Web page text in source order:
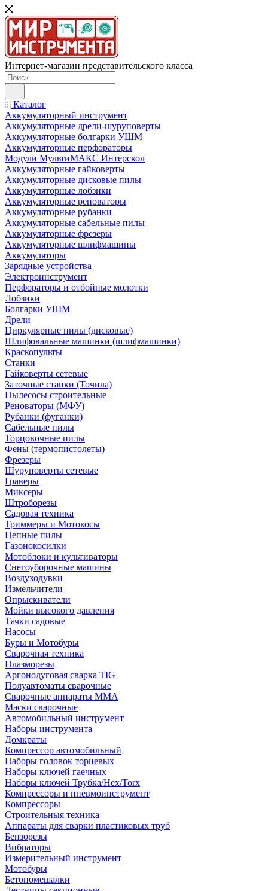
Интернет-магазин представительского класса
Каталог
Аккумуляторный инструмент
Аккумуляторные дрели-шуруповерты
Аккумуляторные болгарки УШМ
Аккумуляторные перфораторы
Модули МультиМАКС Интерскол
Аккумуляторные гайковерты
Аккумуляторные дисковые пилы
Аккумуляторные лобзики
Аккумуляторные реноваторы
Аккумуляторные рубанки
Аккумуляторные сабельные пилы
Аккумуляторные фрезеры
Аккумуляторные шлифмашины
Аккумуляторы
Зарядные устройства
Электроинструмент
Перфораторы и отбойные молотки
Лобзики
Болгарки УШМ
Дрели
Циркулярные пилы (дисковые)
Шлифовальные машинки (шлифмашинки)
Краскопульты
Станки
Гайковерты сетевые
Заточные станки (Точила)
Пылесосы строительные
Реноваторы (МФУ)
Рубанки (фуганки)
Сабельные пилы
Торцовочные пилы
Фены (термопистолеты)
Фрезеры
Шуруповёрты сетевые
Граверы
Миксеры
Штроборезы
Садовая техника
Триммеры и Мотокосы
Цепные пилы
Газонокосилки
Мотоблоки и культиваторы
Снегоуборочные машины
Воздуходувки
Измельчители
Опрыскиватели
Мойки высокого давления
Тачки садовые
Насосы
Буры и Мотобуры
Сварочная техника
Плазморезы
Аргонодуговая сварка TIG
Полуавтоматы сварочные
Сварочные аппараты ММА
Маски сварочные
Автомобильный инструмент
Наборы инструмента
Домкраты
Компрессор автомобильный
Наборы головок торцевых
Наборы ключей гаечных
Наборы ключей Трубка/Hex/Torx
Компрессоры и пневмоинструмент
Компрессоры
Строительныя техника
Аппараты для сварки пластиковых труб
Бензорезы
Вибраторы
Измерительный инструмент
Мотобуры
Бетономешалки